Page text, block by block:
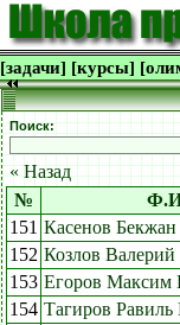
[задачи] [курсы]
Поиск:
« Назад
№
151 Касенов Бекжан
152 Козлов
153 Егоров Максим
154 Тагиров Равиль